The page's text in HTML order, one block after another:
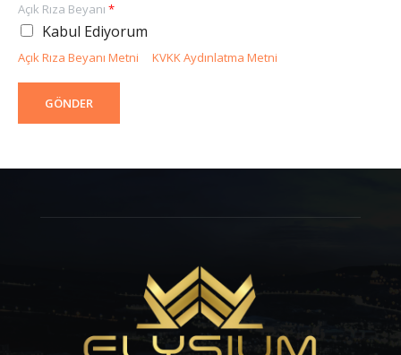
Açık Rıza Beyanı *
Kabul Ediyorum
Açık Rıza Beyanı Metni KVKK Aydınlatma Metni
GÖNDER